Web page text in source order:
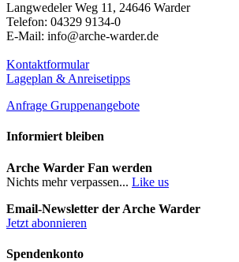
Langwedeler Weg 11, 24646 Warder
Telefon: 04329 9134-0
E-Mail: info@arche-warder.de
Kontaktformular
Lageplan & Anreisetipps
Anfrage Gruppenangebote
Informiert bleiben
Arche Warder Fan werden
Nichts mehr verpassen... Like us
Email-Newsletter der Arche Warder
Jetzt abonnieren
Spendenkonto